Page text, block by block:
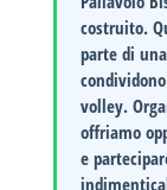
costruito.
parte di
volley.
offriamo
e